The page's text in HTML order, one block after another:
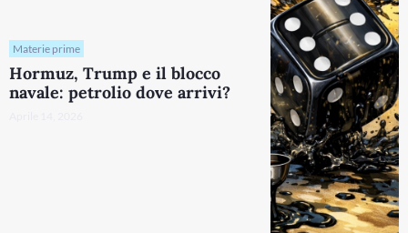
Materie prime
Hormuz, Trump e il blocco
navale: petrolio dove arrivi?